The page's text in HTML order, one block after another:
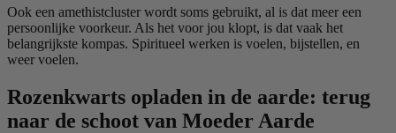
Ook een amethistcluster wordt soms gebruikt, al is dat meer een
persoonlijke voorkeur. Als het voor jou klopt, is dat vaak het
belangrijkste kompas. Spiritueel werken is voelen, bijstellen, en
weer voelen.
Rozenkwarts opladen in de aarde: terug
naar de schoot van Moeder Aarde